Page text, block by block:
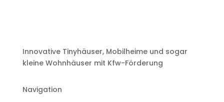
Innovative Tinyhäuser, Mobilheime und sogar
kleine Wohnhäuser mit Kfw-Förderung
Navigation